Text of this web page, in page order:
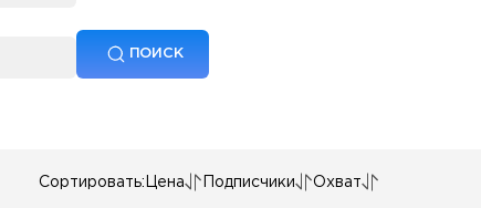
ПОИСК
Сортировать: Цена Подписчики Охват